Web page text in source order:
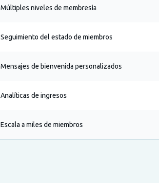
Múltiples niveles de membresía
Seguimiento del estado de miembros
Mensajes de bienvenida personalizados
Analíticas de ingresos
Escala a miles de miembros